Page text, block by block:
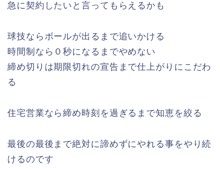
急に契約したいと言ってもらえるかも
球技ならボールが出るまで追いかける
時間制なら０秒になるまでやめない
締め切りは期限切れの宣告まで仕上がりにこだわ
る
住宅営業なら締め時刻を過ぎるまで知恵を絞る
最後の最後まで絶対に諦めずにやれる事をやり続
けるのです